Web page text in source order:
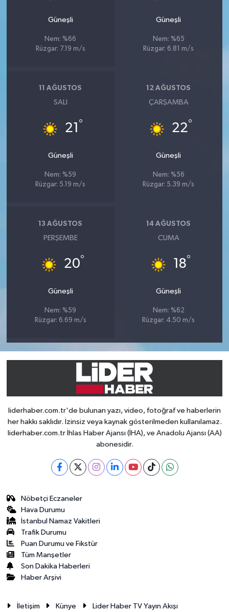
Güneşli
Nem: %66
Rüzgar: 7.19 m/s
Güneşli
Nem: %65
Rüzgar: 6.81 m/s
11 AĞUSTOS
SALI
21 °
Güneşli
Nem: %59
Rüzgar: 5.19 m/s
12 AĞUSTOS
ÇARŞAMBA
22°
Güneşli
Nem: %56
Rüzgar: 5.39 m/s
13 AĞUSTOS
PERŞEMBE
20°
Güneşli
Nem: %59
Rüzgar: 6.69 m/s
14 AĞUSTOS
CUMA
18°
Güneşli
Nem: %62
Rüzgar: 4.50 m/s
liderhaber.com.tr'de bulunan yazı, video, fotoğraf ve haberlerin
her hakkı saklıdır. İzinsiz veya kaynak gösterilmeden kullanılamaz.
liderhaber.com.tr İhlas Haber Ajansı (İHA), ve Anadolu Ajansı (AA)
abonesidir.
Nöbetçi Eczaneler
Hava Durumu
İstanbul Namaz Vakitleri
Trafik Durumu
Puan Durumu ve Fikstür
Tüm Manşetler
Son Dakika Haberleri
Haber Arşivi
İletişim Künye Lider Haber TV Yayın Akışı